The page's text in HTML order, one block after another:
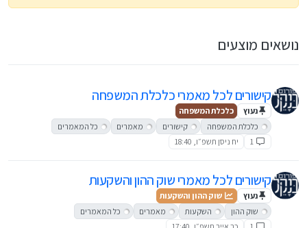
נושאים מוצעים
קישורים לכל מאמרי כלכלת המשפחה
נעוץ
כלכלת המשפחה
כלכלת המשפחה
קישורים מאמרים
כל המאמרים
1
יח ניסן תשפ״ו, 18:40
קישורים לכל מאמרי שוק ההון והשקעות
נעוץ
שוק ההון והשקעות
שוק ההון
השקעות מאמרים
כל המאמרים